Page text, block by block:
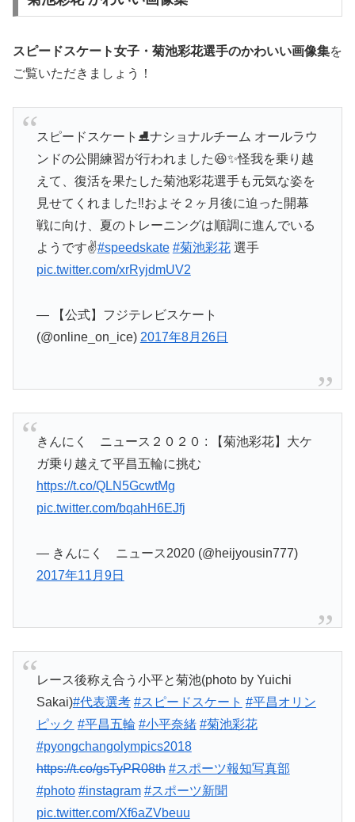
スピードスケート女子・菊池彩花選手のかわいい画像集を
ご覧いただきましょう！
スピードスケート⛸ナショナルチーム オールラウ
ンドの公開練習が行われました😆✨怪我を乗り越
えて、復活を果たした菊池彩花選手も元気な姿を
見せてくれました‼️およそ２ヶ月後に迫った開幕
戦に向け、夏のトレーニングは順調に進んでいる
ようです✌️#speedskate #菊池彩花選手
pic.twitter.com/xrRyjdmUV2
— 【公式】フジテレビスケート
(@online_on_ice) 2017年8月26日
きんにく ニュース２０２０ : 【菊池彩花】大ケ
ガ乗り越えて平昌五輪に挑む
https://t.co/QLN5GcwtMg
pic.twitter.com/bqahH6EJfj
— きんにく ニュース2020 (@heijyousin777)
2017年11月9日
レース後称え合う小平と菊池(photo by Yuichi
Sakai)#代表選考 #スピードスケート #平昌オリン
ピック #平昌五輪 #小平奈緒 #菊池彩花
#pyongchangolympics2018
https://t.co/gsTyPR08th #スポーツ報知写真部
#photo #instagram #スポーツ新聞
pic.twitter.com/Xf6aZVbeuu